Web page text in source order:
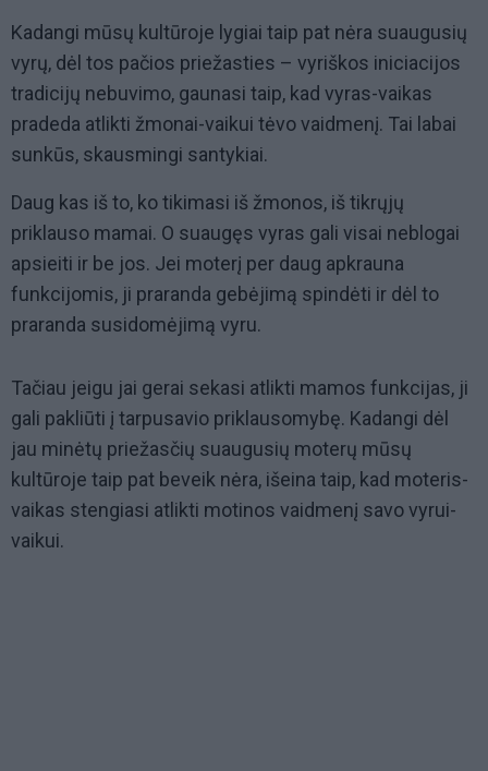
Kadangi mūsų kultūroje lygiai taip pat nėra suaugusių
vyrų, dėl tos pačios priežasties – vyriškos iniciacijos
tradicijų nebuvimo, gaunasi taip, kad vyras-vaikas
pradeda atlikti žmonai-vaikui tėvo vaidmenį. Tai labai
sunkūs, skausmingi santykiai.
Daug kas iš to, ko tikimasi iš žmonos, iš tikrųjų
priklauso mamai. O suaugęs vyras gali visai neblogai
apsieiti ir be jos. Jei moterį per daug apkrauna
funkcijomis, ji praranda gebėjimą spindėti ir dėl to
praranda susidomėjimą vyru.
Tačiau jeigu jai gerai sekasi atlikti mamos funkcijas, ji
gali pakliūti į tarpusavio priklausomybę. Kadangi dėl
jau minėtų priežasčių suaugusių moterų mūsų
kultūroje taip pat beveik nėra, išeina taip, kad moteris-
vaikas stengiasi atlikti motinos vaidmenį savo vyrui-
vaikui.